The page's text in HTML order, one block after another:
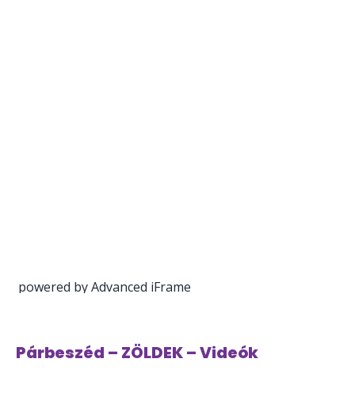
powered by Advanced iFrame
Párbeszéd – ZÖLDEK – Videók